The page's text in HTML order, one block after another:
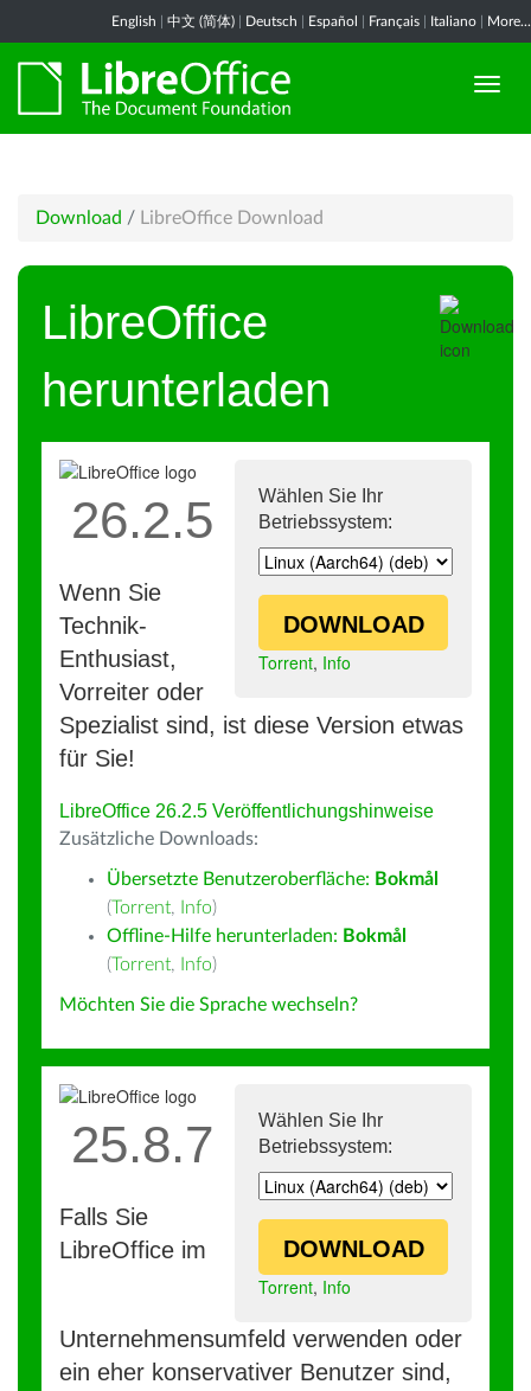
English 中文 (简体) Deutsch Español Français Italiano More...
Download / LibreOffice Download
LibreOffice
herunterladen
Wählen Sie Ihr
Betriebssystem:
DOWNLOAD
Torrent, Info
26.2.5
Wenn Sie
Technik-
Enthusiast,
Vorreiter oder
Spezialist sind, ist diese Version etwas
für Sie!
LibreOffice 26.2.5 Veröffentlichungshinweise
Zusätzliche Downloads:
Übersetzte Benutzeroberfläche: Bokmål
(Torrent, Info)
Offline-Hilfe herunterladen: Bokmål
(Torrent, Info)
Möchten Sie die Sprache wechseln?
Wählen Sie Ihr
Betriebssystem:
DOWNLOAD
Torrent, Info
25.8.7
Falls Sie
LibreOffice im
Unternehmensumfeld verwenden oder
ein eher konservativer Benutzer sind,